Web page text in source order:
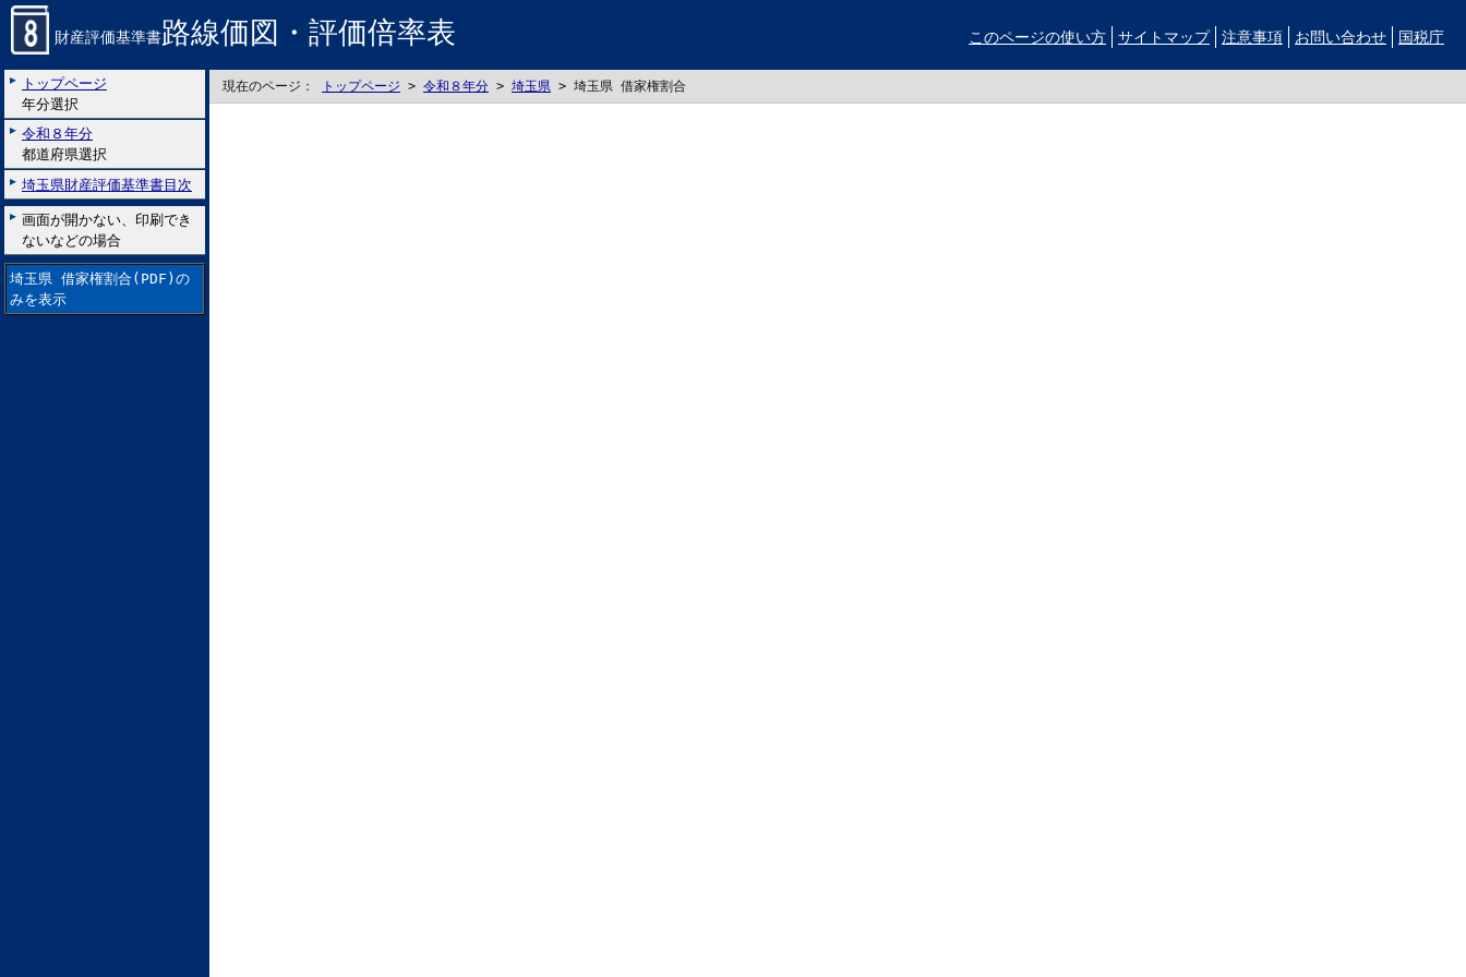
財産評価基準書路線価図・評価倍率表 このページの使い方 サイトマップ 注意事項 お問い合わせ 国税庁
トップページ
年分選択
令和８年分
都道府県選択
埼玉県財産評価基準書目次
画面が開かない、印刷でき
ないなどの場合
埼玉県 借家権割合(PDF)の
みを表示
現在のページ： トップページ > 令和８年分 > 埼玉県 > 埼玉県 借家権割合